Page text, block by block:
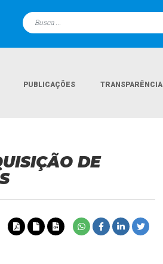
PUBLICAÇÕES TRANSPARÊNCIA
DE